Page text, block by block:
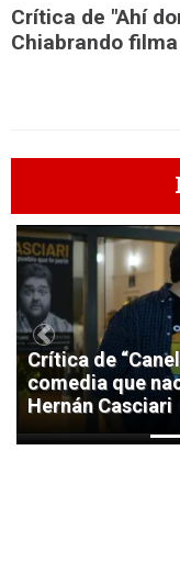
Crítica de "Ahí
Chiabrando
Crítica de
comedia que
Hernán Casciari
Previous